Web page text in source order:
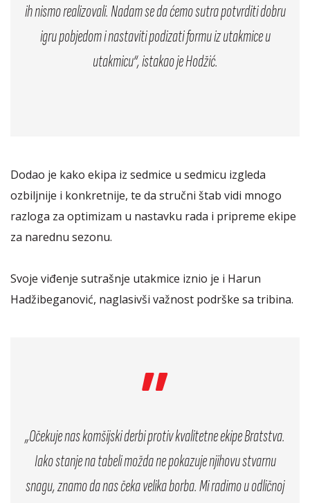
ih nismo realizovali. Nadam se da ćemo sutra potvrditi dobru
igru pobjedom i nastaviti podizati formu iz utakmice u
utakmicu“, istakao je Hodžić.
Dodao je kako ekipa iz sedmice u sedmicu izgleda
ozbiljnije i konkretnije, te da stručni štab vidi mnogo
razloga za optimizam u nastavku rada i pripreme ekipe
za narednu sezonu.
Svoje viđenje sutrašnje utakmice iznio je i Harun
Hadžibeganović, naglasivši važnost podrške sa tribina.
„Očekuje nas komšijski derbi protiv kvalitetne ekipe Bratstva.
Iako stanje na tabeli možda ne pokazuje njihovu stvarnu
snagu, znamo da nas čeka velika borba. Mi radimo u odličnoj